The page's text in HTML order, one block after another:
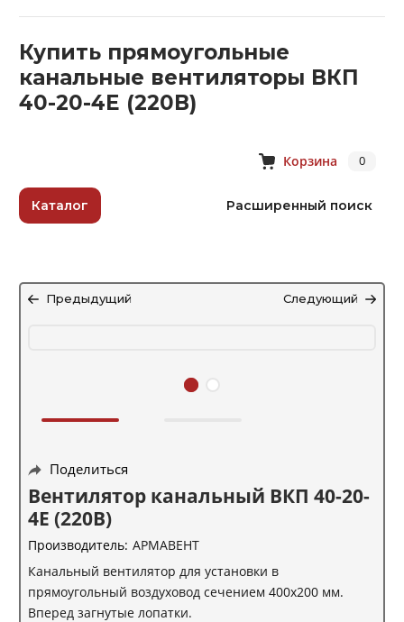
Купить прямоугольные
канальные вентиляторы ВКП
40-20-4Е (220В)
Корзина 0
Каталог Расширенный поиск
Предыдущий Следующий
Поделиться
Вентилятор канальный ВКП 40-20-
4Е (220В)
Производитель: АРМАВЕНТ
Канальный вентилятор для установки в
прямоугольный воздуховод сечением 400х200 мм.
Вперед загнутые лопатки.